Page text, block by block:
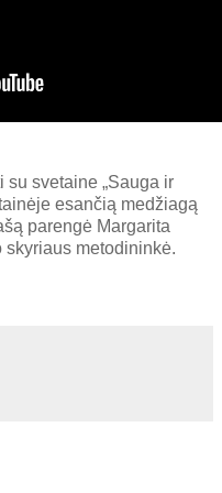
su svetaine „Sauga ir
esančią medžiagą
parengė Margarita
metodininkė.